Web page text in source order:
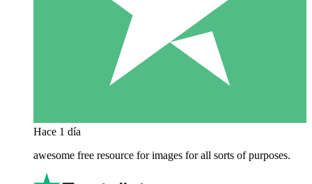
Hace 1 día
awesome free resource for images for all sorts of purposes.